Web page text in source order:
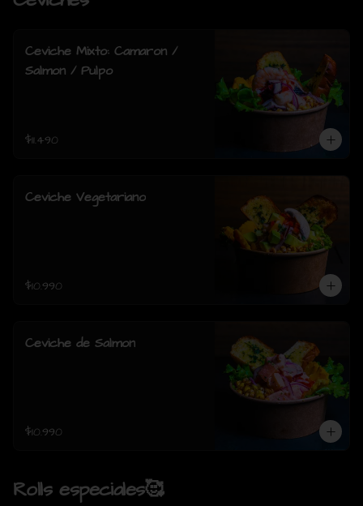
Ceviche Mixto: Camaron /
Salmon / Pulpo
$11.490
Ceviche Vegetariano
$10.990
Ceviche de Salmon
$10.990
Rolls especiales🥰